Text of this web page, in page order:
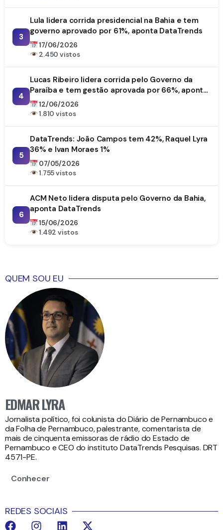
3
Lula lidera corrida presidencial na Bahia e tem
governo aprovado por 61%, aponta DataTrends
17/06/2026
2.450 vistos
4
Lucas Ribeiro lidera corrida pelo Governo da
Paraíba e tem gestão aprovada por 66%, aponta
DataTrends
12/06/2026
1.810 vistos
5
DataTrends: João Campos tem 42%, Raquel Lyra
36% e Ivan Moraes 1%
07/05/2026
1.755 vistos
6
ACM Neto lidera disputa pelo Governo da Bahia,
aponta DataTrends
15/06/2026
1.492 vistos
QUEM SOU EU
EDMAR LYRA
Jornalista político, foi colunista do Diário de Pernambuco e
da Folha de Pernambuco, palestrante, comentarista de
mais de cinquenta emissoras de rádio do Estado de
Pernambuco e CEO do instituto DataTrends Pesquisas. DRT
4571-PE.
Conhecer
REDES SOCIAIS